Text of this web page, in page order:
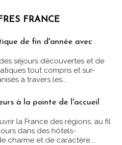
FRANCE
de fin d'année avec
séjours découvertes et de
tout compris et sur-
à travers les...
à la pointe de l'accueil
la France des régions, au fil
dans des hôtels-
charme et de caractère....